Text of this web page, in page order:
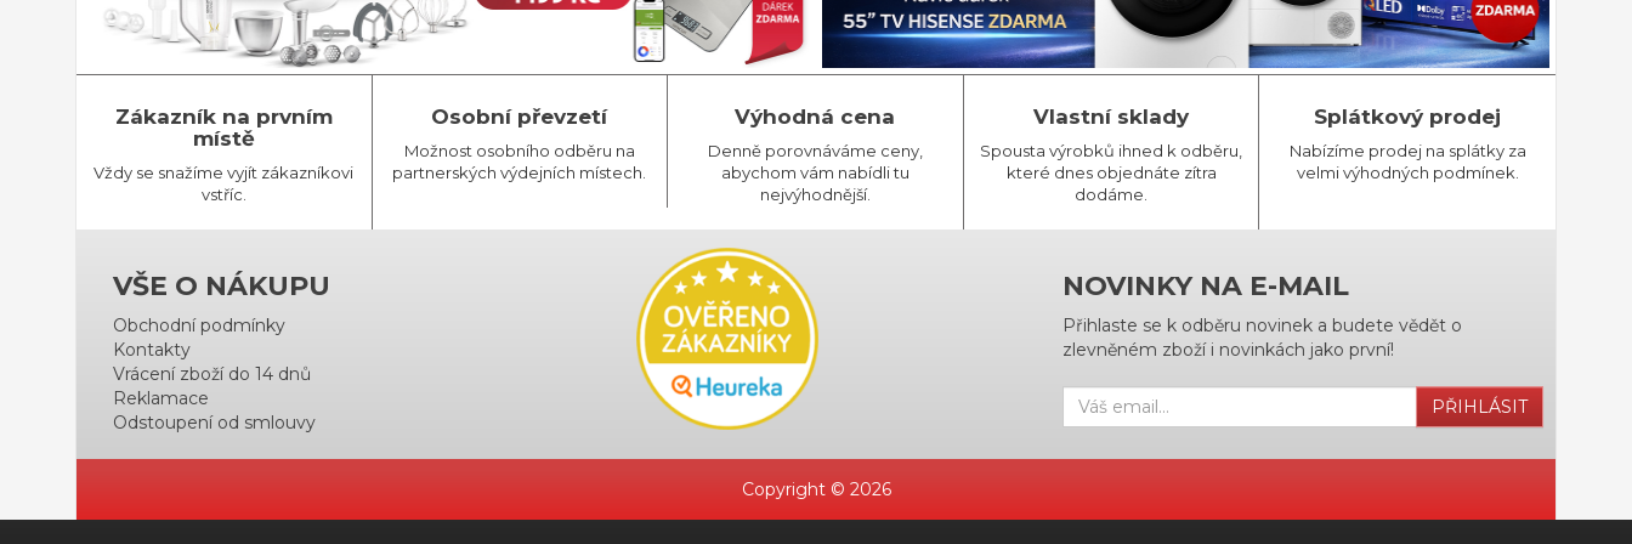
Zákazník na prvním
místě
Vždy se snažíme vyjít zákazníkovi
vstříc.
Osobní převzetí
Možnost osobního odběru na
partnerských výdejních místech.
Výhodná cena
Denně porovnáváme ceny,
abychom vám nabídli tu
nejvýhodnější.
Vlastní sklady
Spousta výrobků ihned k odběru,
které dnes objednáte zítra
dodáme.
Splátkový prodej
Nabízíme prodej na splátky za
velmi výhodných podmínek.
VŠE O NÁKUPU
Obchodní podmínky
Kontakty
Vrácení zboží do 14 dnů
Reklamace
Odstoupení od smlouvy
NOVINKY NA E-MAIL
Přihlaste se k odběru novinek a budete vědět o
zlevněném zboží i novinkách jako první!
PŘIHLÁSIT
Copyright © 2026